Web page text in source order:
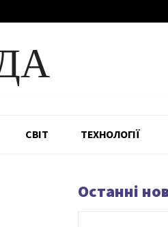
СВІТ ТЕХНОЛОГІЇ
Останні